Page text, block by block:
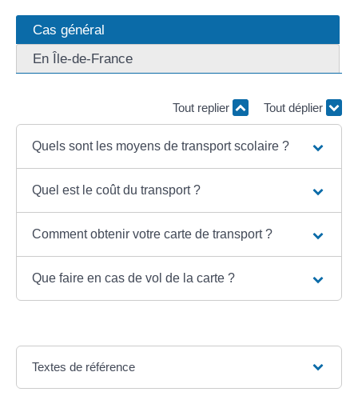
Cas général
En Île-de-France
Tout replier Tout déplier
Quels sont les moyens de transport scolaire ?
Quel est le coût du transport ?
Comment obtenir votre carte de transport ?
Que faire en cas de vol de la carte ?
Textes de référence